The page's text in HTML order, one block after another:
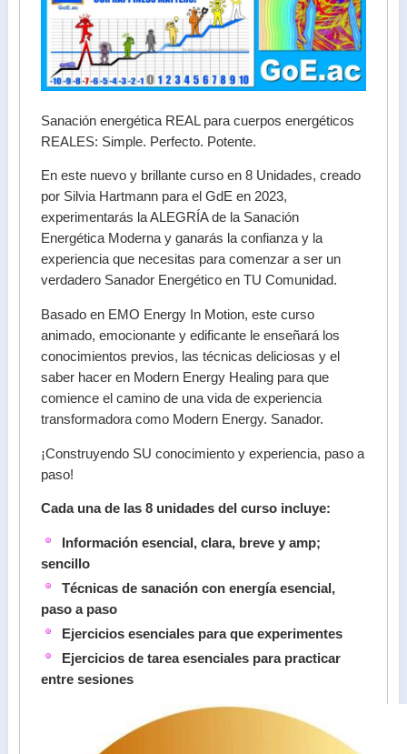
Sanación energética REAL para cuerpos energéticos
REALES: Simple. Perfecto. Potente.
En este nuevo y brillante curso en 8 Unidades, creado
por Silvia Hartmann para el GdE en 2023,
experimentarás la ALEGRÍA de la Sanación
Energética Moderna y ganarás la confianza y la
experiencia que necesitas para comenzar a ser un
verdadero Sanador Energético en TU Comunidad.
Basado en EMO Energy In Motion, este curso
animado, emocionante y edificante le enseñará los
conocimientos previos, las técnicas deliciosas y el
saber hacer en Modern Energy Healing para que
comience el camino de una vida de experiencia
transformadora como Modern Energy. Sanador.
¡Construyendo SU conocimiento y experiencia, paso a
paso!
Cada una de las 8 unidades del curso incluye:
Información esencial, clara, breve y amp;
sencillo
Técnicas de sanación con energía esencial,
paso a paso
Ejercicios esenciales para que experimentes
Ejercicios de tarea esenciales para practicar
entre sesiones